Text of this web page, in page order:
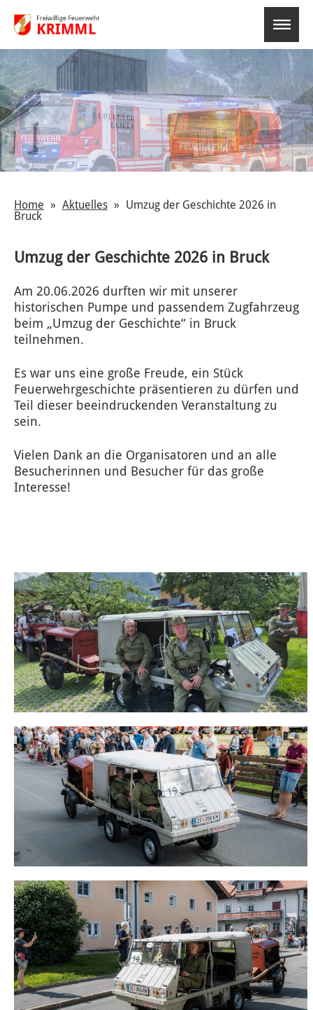
Home Aktuelles
Umzug der Geschichte 2026 in
Bruck
Umzug der Geschichte 2026 in Bruck
Am 20.06.2026 durften wir mit unserer
historischen Pumpe und passendem Zugfahrzeug
beim „Umzug der Geschichte“ in Bruck
teilnehmen.
Es war uns eine große Freude, ein Stück
Feuerwehrgeschichte präsentieren zu dürfen und
Teil dieser beeindruckenden Veranstaltung zu
sein.
Vielen Dank an die Organisatoren und an alle
Besucherinnen und Besucher für das große
Interesse!